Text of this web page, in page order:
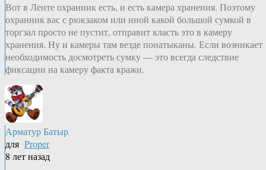
Вот в Ленте охранник есть, и есть камера хранения. Поэтому
охранник вас с рюкзаком или иной какой большой сумкой в
торгзал просто не пустит, отправит класть это в камеру
хранения. Ну и камеры там везде понатыканы. Если возникает
необходимость досмотреть сумку — это всегда следствие
фиксации на камеру факта кражи.
Арматур Батыр
для Proper
8 лет назад